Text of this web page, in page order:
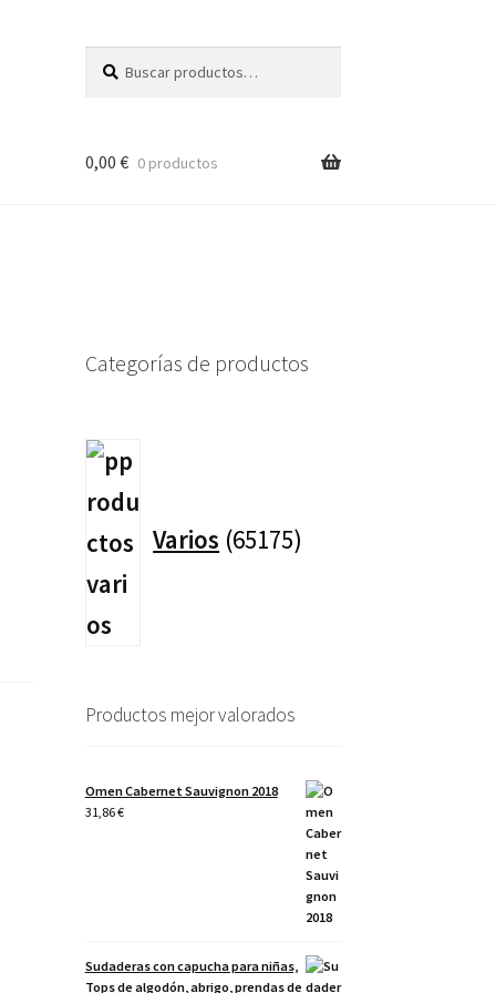
por:
0,00 € 0 productos
Categorías de productos
Varios 65175
Productos mejor valorados
Omen Cabernet Sauvignon 2018
31,86€
Sudaderas con capucha para niñas,
Tops de algodón, abrigo, prendas de